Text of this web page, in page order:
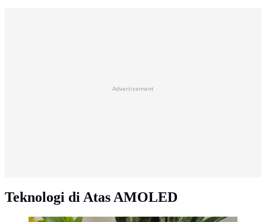
Advertisement
Teknologi di Atas AMOLED